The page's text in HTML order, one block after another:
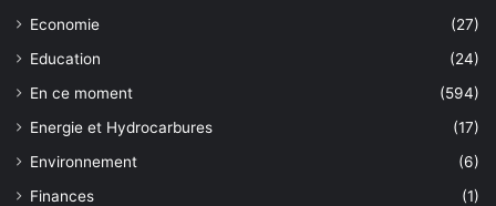
Economie
(27)
Education
(24)
En ce moment
(594)
Energie et Hydrocarbures
(17)
Environnement
(6)
Finances
(1)